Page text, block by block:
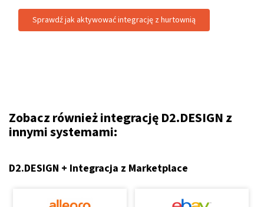
Sprawdź jak aktywować integrację z hurtownią
Zobacz również integrację D2.DESIGN z
innymi systemami:
D2.DESIGN + Integracja z Marketplace